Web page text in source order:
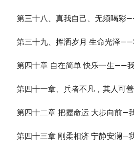
第三十八、真我自己、无须喝彩
第三十九、挥洒岁月 生命光泽
第四十章 自在简单 快乐一生——
第四十一章、兵者不凡，其人可
第四十二章 把握命运 大步向前—
第四十三章 刚柔相济 宁静安澜—